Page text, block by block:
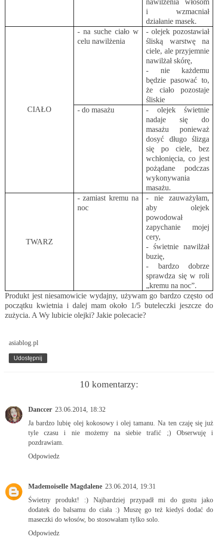
nawilżenia włosom
i wzmacniał
działanie masek.
CIAŁO
- na suche ciało w
celu nawilżenia
- olejek pozostawiał
śliską warstwę na
ciele, ale przyjemnie
nawilżał skórę,
- nie każdemu
będzie pasować to,
że ciało pozostaje
śliskie
- do masażu
- olejek świetnie
nadaje się do
masażu ponieważ
dosyć długo ślizga
się po ciele, bez
wchłonięcia, co jest
pożądane podczas
wykonywania
masażu.
TWARZ
- zamiast kremu na
noc
- nie zauważyłam,
aby olejek
powodował
zapychanie mojej
cery,
- świetnie nawilżał
buzię,
- bardzo dobrze
sprawdza się w roli
„kremu na noc”.
Produkt jest niesamowicie wydajny, używam go bardzo często od
początku kwietnia i dalej mam około 1/5 buteleczki jeszcze do
zużycia. A Wy lubicie olejki? Jakie polecacie?
asiablog.pl
Udostępnij
10 komentarzy:
Danccer 23.06.2014, 18:32
Ja bardzo lubię olej kokosowy i olej tamanu. Na ten czaję się już
tyle czasu i nie możemy na siebie trafić ;) Obserwuję i
pozdrawiam.
Odpowiedz
Mademoiselle Magdalene 23.06.2014, 19:31
Świetny produkt! :) Najbardziej przypadł mi do gustu jako
dodatek do balsamu do ciała :) Muszę go też kiedyś dodać do
maseczki do włosów, bo stosowałam tylko solo.
Odpowiedz